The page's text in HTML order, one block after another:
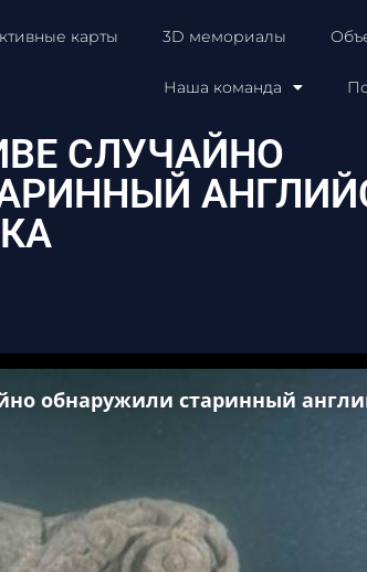
карты 3D мемориалы
Наша команда
СЛУЧАЙНО